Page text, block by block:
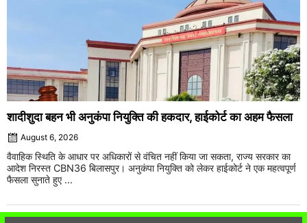
शादीशुदा बहन भी अनुकंपा नियुक्ति की हकदार, हाईकोर्ट का अहम फैसला
August 6, 2026
वैवाहिक स्थिति के आधार पर अधिकारों से वंचित नहीं किया जा सकता, राज्य सरकार का
आदेश निरस्त CBN36 बिलासपुर। अनुकंपा नियुक्ति को लेकर हाईकोर्ट ने एक महत्वपूर्ण
फैसला सुनाते हुए ...